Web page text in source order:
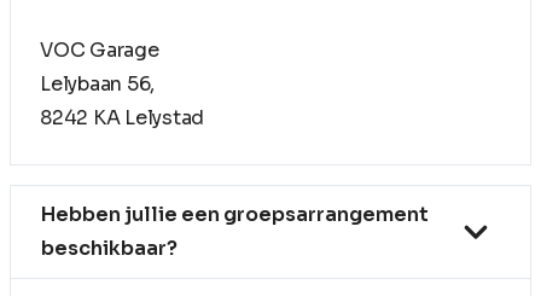
VOC Garage
Lelybaan 56,
8242 KA Lelystad
Hebben jullie een groepsarrangement
beschikbaar?